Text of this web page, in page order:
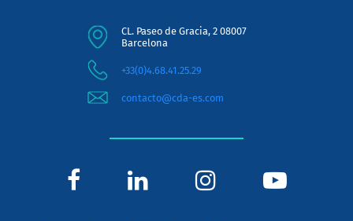
CL. Paseo de Gracia, 2 08007
Barcelona
+33(0)4.68.41.25.29
contacto@cda-es.com